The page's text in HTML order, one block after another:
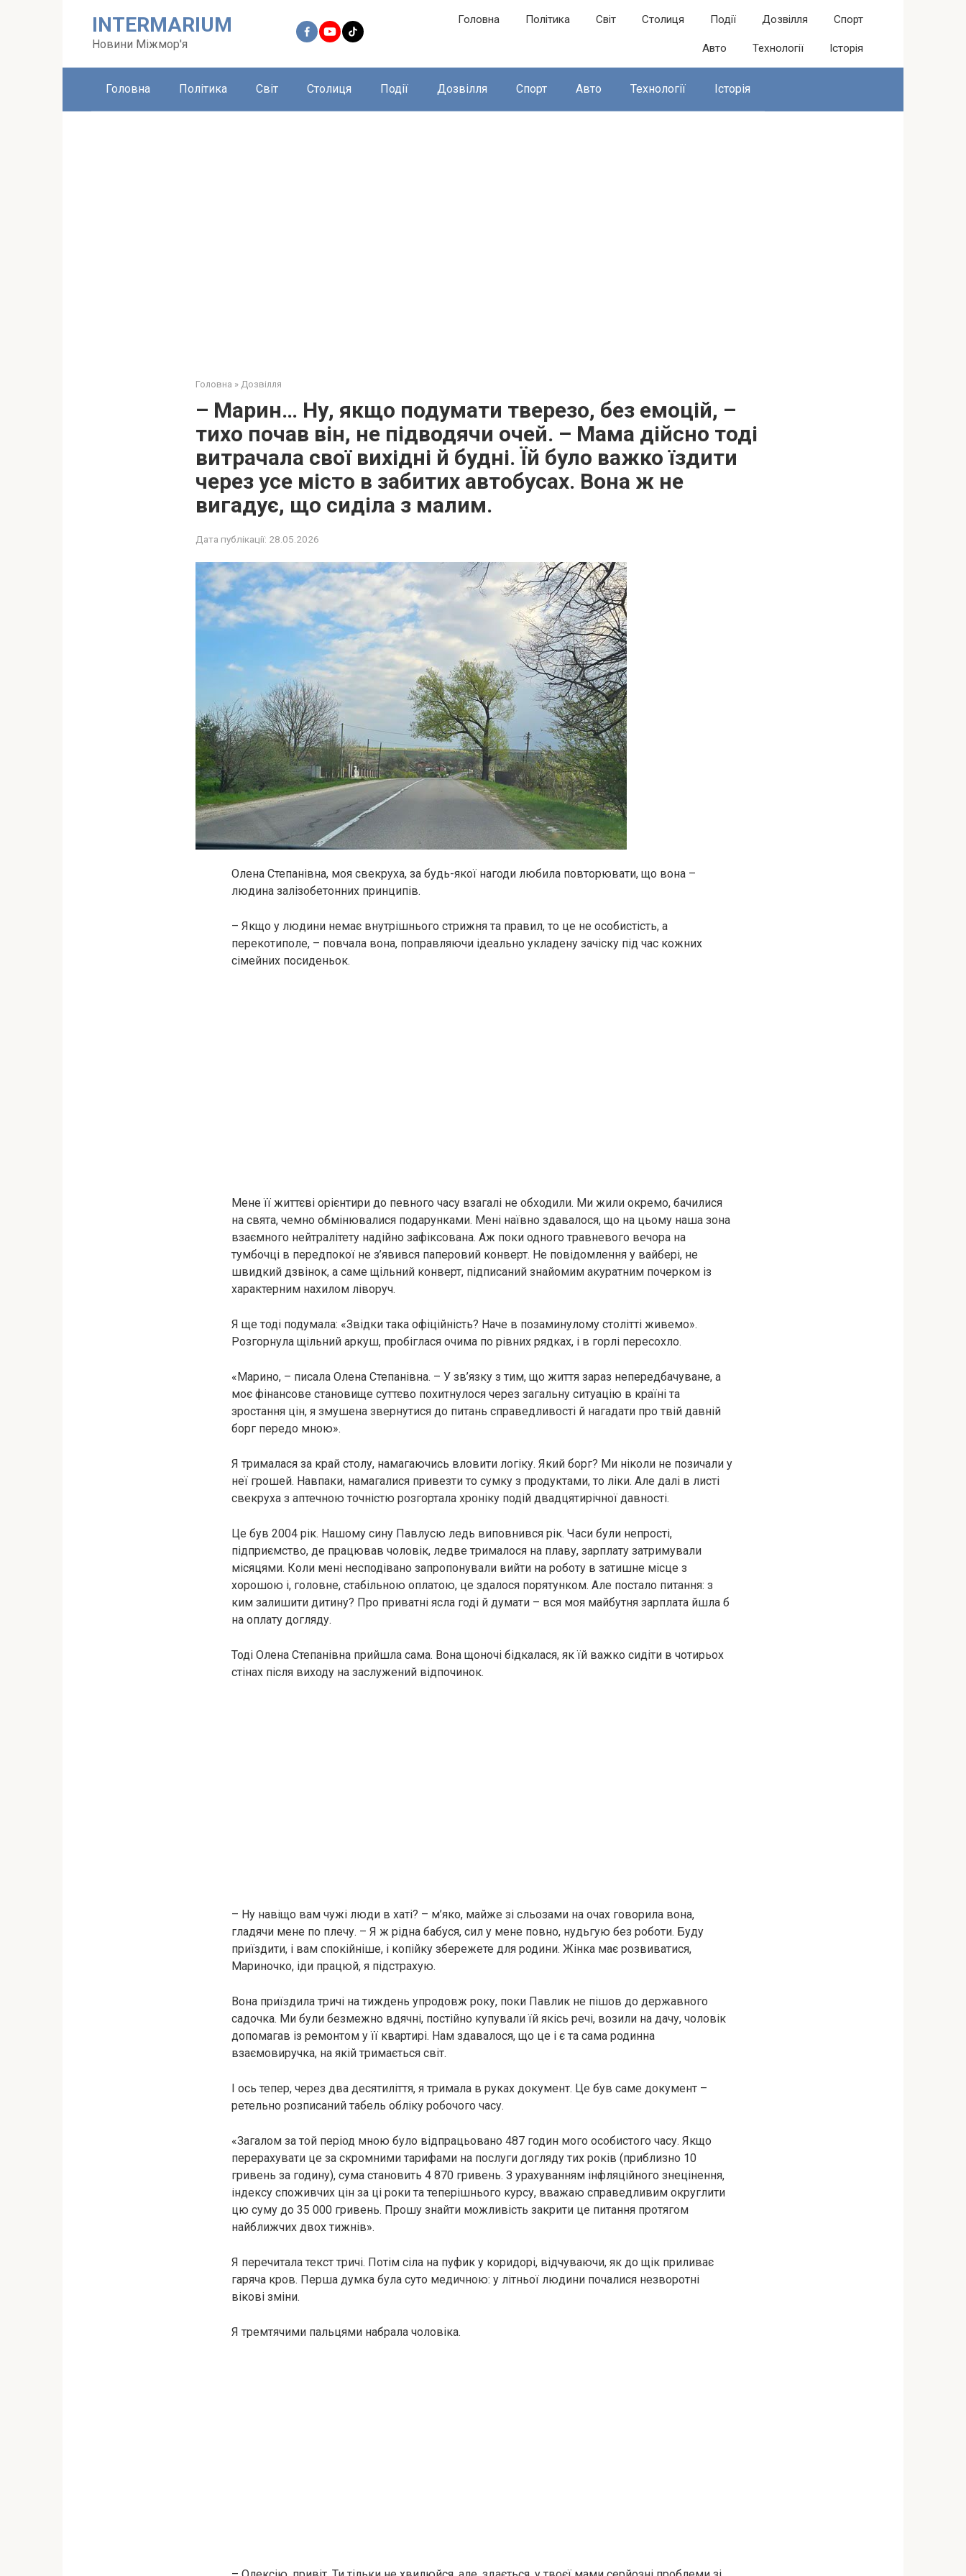
INTERMARIUM
Новини Міжмор'я
Головна Політика Світ Столиця Події Дозвілля Спорт
Авто Технології Історія
Головна Політика Світ Столиця Події Дозвілля Спорт Авто Технології Історія
Головна » Дозвілля
– Марин… Ну, якщо подумати тверезо, без емоцій, –
тихо почав він, не підводячи очей. – Мама дійсно тоді
витрачала свої вихідні й будні. Їй було важко їздити
через усе місто в забитих автобусах. Вона ж не
вигадує, що сиділа з малим.
Дата публікації: 28.05.2026
Олена Степанівна, моя свекруха, за будь-якої нагоди любила повторювати, що вона –
людина залізобетонних принципів.
– Якщо у людини немає внутрішнього стрижня та правил, то це не особистість, а
перекотиполе, – повчала вона, поправляючи ідеально укладену зачіску під час кожних
сімейних посиденьок.
Мене її життєві орієнтири до певного часу взагалі не обходили. Ми жили окремо, бачилися
на свята, чемно обмінювалися подарунками. Мені наївно здавалося, що на цьому наша зона
взаємного нейтралітету надійно зафіксована. Аж поки одного травневого вечора на
тумбочці в передпокої не з’явився паперовий конверт. Не повідомлення у вайбері, не
швидкий дзвінок, а саме щільний конверт, підписаний знайомим акуратним почерком із
характерним нахилом ліворуч.
Я ще тоді подумала: «Звідки така офіційність? Наче в позаминулому столітті живемо».
Розгорнула щільний аркуш, пробіглася очима по рівних рядках, і в горлі пересохло.
«Марино, – писала Олена Степанівна. – У зв’язку з тим, що життя зараз непередбачуване, а
моє фінансове становище суттєво похитнулося через загальну ситуацію в країні та
зростання цін, я змушена звернутися до питань справедливості й нагадати про твій давній
борг передо мною».
Я трималася за край столу, намагаючись вловити логіку. Який борг? Ми ніколи не позичали у
неї грошей. Навпаки, намагалися привезти то сумку з продуктами, то ліки. Але далі в листі
свекруха з аптечною точністю розгортала хроніку подій двадцятирічної давності.
Це був 2004 рік. Нашому сину Павлусю ледь виповнився рік. Часи були непрості,
підприємство, де працював чоловік, ледве трималося на плаву, зарплату затримували
місяцями. Коли мені несподівано запропонували вийти на роботу в затишне місце з
хорошою і, головне, стабільною оплатою, це здалося порятунком. Але постало питання: з
ким залишити дитину? Про приватні ясла годі й думати – вся моя майбутня зарплата йшла б
на оплату догляду.
Тоді Олена Степанівна прийшла сама. Вона щоночі бідкалася, як їй важко сидіти в чотирьох
стінах після виходу на заслужений відпочинок.
– Ну навіщо вам чужі люди в хаті? – м’яко, майже зі сльозами на очах говорила вона,
гладячи мене по плечу. – Я ж рідна бабуся, сил у мене повно, нудьгую без роботи. Буду
приїздити, і вам спокійніше, і копійку збережете для родини. Жінка має розвиватися,
Мариночко, іди працюй, я підстрахую.
Вона приїздила тричі на тиждень упродовж року, поки Павлик не пішов до державного
садочка. Ми були безмежно вдячні, постійно купували їй якісь речі, возили на дачу, чоловік
допомагав із ремонтом у її квартирі. Нам здавалося, що це і є та сама родинна
взаємовиручка, на якій тримається світ.
І ось тепер, через два десятиліття, я тримала в руках документ. Це був саме документ –
ретельно розписаний табель обліку робочого часу.
«Загалом за той період мною було відпрацьовано 487 годин мого особистого часу. Якщо
перерахувати це за скромними тарифами на послуги догляду тих років (приблизно 10
гривень за годину), сума становить 4 870 гривень. З урахуванням інфляційного знецінення,
індексу споживчих цін за ці роки та теперішнього курсу, вважаю справедливим округлити
цю суму до 35 000 гривень. Прошу знайти можливість закрити це питання протягом
найближчих двох тижнів».
Я перечитала текст тричі. Потім сіла на пуфик у коридорі, відчуваючи, як до щік приливає
гаряча кров. Перша думка була суто медичною: у літньої людини почалися незворотні
вікові зміни.
Я тремтячими пальцями набрала чоловіка.